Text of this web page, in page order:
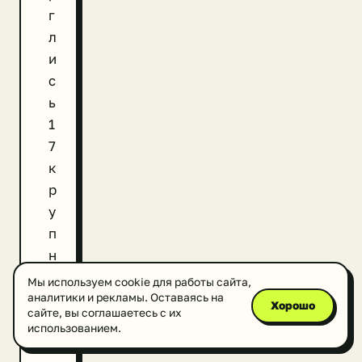
г
л
и
с
ь
1
7
к
р
у
п
н
ы
й
п
Мы используем cookie для работы сайта,
аналитики и рекламы. Оставаясь на
сайте, вы соглашаетесь с их
использованием.
Хорошо